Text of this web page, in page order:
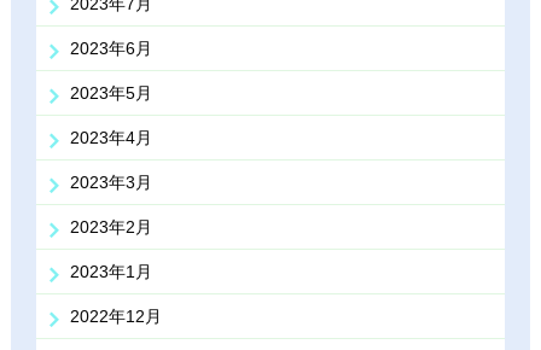
2023年6月
2023年5月
2023年4月
2023年3月
2023年2月
2023年1月
2022年12月